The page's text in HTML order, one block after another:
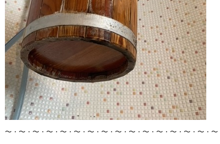
〜・〜・〜・〜・〜・〜・〜・〜・〜・〜・〜・〜・〜・〜・〜・